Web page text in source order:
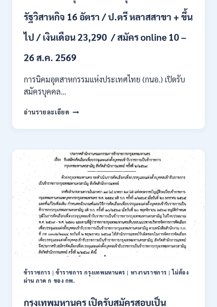
เดือน
/
ต้อง
ก
ส.ค.
–
ก.ย.
2569
รัฐวิสาหกิจ 16 อัตรา / ป.ตรี หลาสสาขา + ขึ้น
ไป / เงินเดือน 23,290 / สมัคร online 10 –
26 ส.ค. 2569
การนิคมอุตสาหกรรมแห่งประเทศไทย (กนอ.) เปิดรับ
สมัครบุคคล…
อ่านรายละเอียด การ
อุตสาหกรรม
ประเทศไทย
(กนอ.)
เปิด
รับ
สมัคร
บุคคล
เพื่อ
บรรจุ
เป็น
พนักงาน
รัฐวิสาหกิจ
16
/
ป.ตรี
ส
ข้าราชการ |ข้าราชการ กรุงเทพมหานคร | หางานราชการ |ไม่ต้อง
ผ่าน ภาค ก ของ กพ.
กรุงเทพมหานคร เปิดรับสมัครสอบเป็น